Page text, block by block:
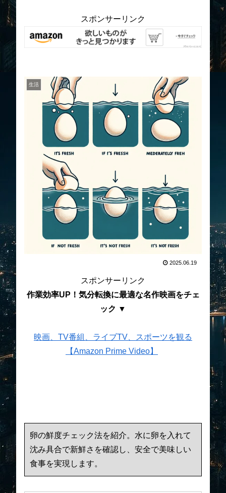
スポンサーリンク
生活
2025.06.19
スポンサーリンク
作業効率UP！気分転換に最適な名作映画をチェ
ック ▼
映画、TV番組、ライブTV、スポーツを観る
【Amazon Prime Video】
卵の鮮度チェック法を紹介。水に卵を入れて
沈み具合で新鮮さを確認し、安全で美味しい
食事を実現します。